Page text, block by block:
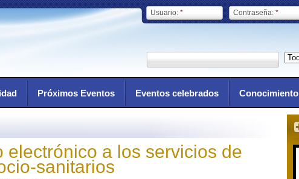
Usuario: * Contraseña: *
Próximos Eventos Eventos celebrados Conocimiento
electrónico a los servicios de
sanitarios